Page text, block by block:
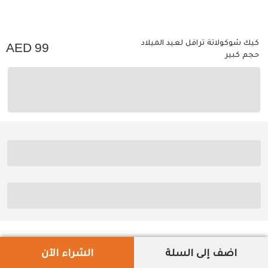
كيك شوكولاتة ترافل لعيد الميلاد
حجم كبير
99
اضف إلى السلة الشراء الآن